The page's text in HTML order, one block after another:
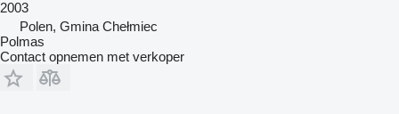
2003
Polen, Gmina Chełmiec
Polmas
Contact opnemen met verkoper